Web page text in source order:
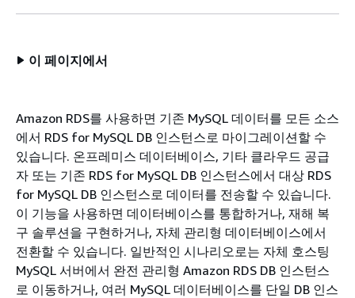
이 페이지에서
Amazon RDS를 사용하면 기존 MySQL 데이터를 모든 소스
에서 RDS for MySQL DB 인스턴스로 마이그레이션할 수
있습니다. 온프레미스 데이터베이스, 기타 클라우드 공급
자 또는 기존 RDS for MySQL DB 인스턴스에서 대상 RDS
for MySQL DB 인스턴스로 데이터를 전송할 수 있습니다.
이 기능을 사용하면 데이터베이스를 통합하거나, 재해 복
구 솔루션을 구현하거나, 자체 관리형 데이터베이스에서
전환할 수 있습니다. 일반적인 시나리오로는 자체 호스팅
MySQL 서버에서 완전 관리형 Amazon RDS DB 인스턴스
로 이동하거나, 여러 MySQL 데이터베이스를 단일 DB 인스